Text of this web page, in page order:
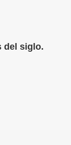
del siglo.
(Pedro